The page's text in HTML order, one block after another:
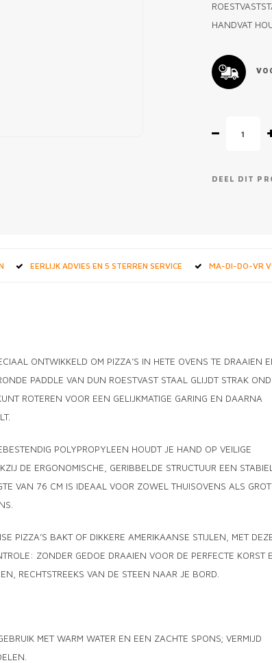
HANDVAT
DEEL DIT
EERLIJK ADVIES EN 5 STERREN SERVICE MA-DI-DO-VR
ONTWIKKELD OM PIZZA’S IN HETE OVENS TE DRAAIEN
PADDLE VAN DUN ROESTVAST STAAL GLIJDT STRAK
ROTEREN VOOR EEN GELIJKMATIGE GARING EN DAARNA
POLYPROPYLEEN HOUDT JE HAND OP VEILIGE
DE ERGONOMISCHE, GERIBBELDE STRUCTUUR EEN
VAN 76 CM IS IDEAAL VOOR ZOWEL THUISOVENS ALS
PIZZA’S BAKT OF DIKKERE AMERIKAANSE STIJLEN, MET
ZONDER GEDOE DRAAIEN VOOR DE PERFECTE KORST
RECHTSTREEKS VAN DE STEEN NAAR JE BORD.
MET WARM WATER EN EEN ZACHTE SPONS; VERMIJD